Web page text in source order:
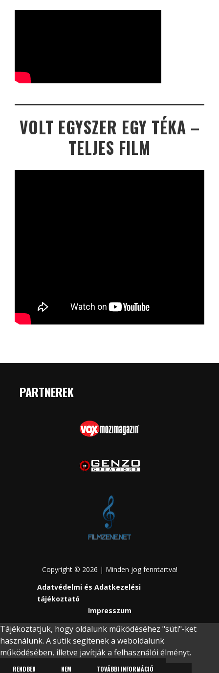
VOLT EGYSZER EGY TÉKA –
TELJES FILM
PARTNEREK
Copyright © 2026 | Minden jog fenntartva!
Adatvédelmi és Adatkezelési
tájékoztató
Impresszum
Tájékoztatjuk, hogy oldalunk működéséhez "süti"-ket
használunk. A sütik segítenek a weboldalunk
működésében, illetve javítják a felhasználói élményt.
RENDBEN NEM TOVÁBBI INFORMÁCIÓ